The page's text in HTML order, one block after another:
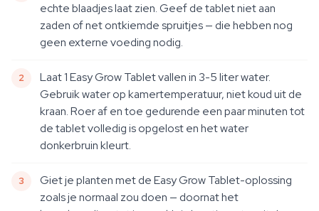
echte blaadjes laat zien. Geef de tablet niet aan
zaden of net ontkiemde spruitjes — die hebben nog
geen externe voeding nodig.
Laat 1 Easy Grow Tablet vallen in 3-5 liter water.
Gebruik water op kamertemperatuur, niet koud uit de
kraan. Roer af en toe gedurende een paar minuten tot
de tablet volledig is opgelost en het water
donkerbruin kleurt.
Giet je planten met de Easy Grow Tablet-oplossing
zoals je normaal zou doen — doornat het